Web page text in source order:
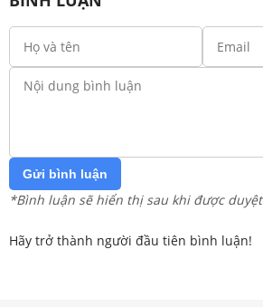
Gửi bình luận
*Bình luận sẽ hiển thị sau khi được duyệt
Hãy trở thành người đầu tiên bình luận!